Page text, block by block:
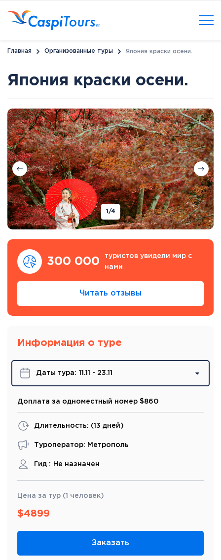
Главная Организованные туры Япония краски осени.
Япония краски осени.
1 /4
300 000
туристов увидели мир с
нами
Читать отзывы
Информация о туре
Даты турa: 11.11 - 23.11
Доплата за одноместный номер $860
Длительность: (13 дней )
Туроператор: Метрополь
Гид : Не назначен
Цена за тур (1 человек)
$4899
Заказать